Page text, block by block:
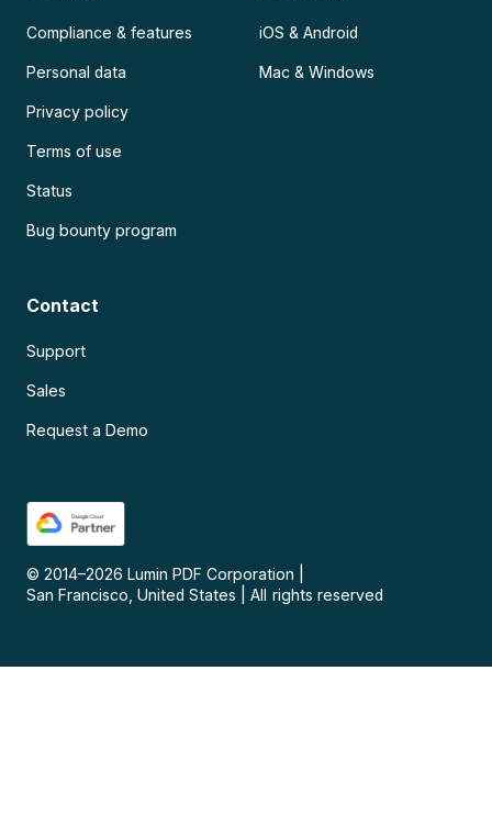
Compliance & features
Personal data
Privacy policy
Terms of use
Status
Bug bounty program
iOS & Android
Mac & Windows
Contact
Support
Sales
Request a Demo
© 2014–2026 Lumin PDF Corporation
San Francisco, United States
All rights reserved